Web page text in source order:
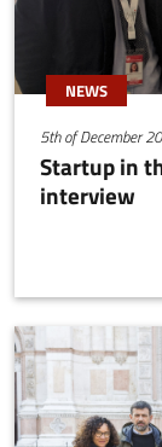
NEWS
5th of December
Startup in
interview